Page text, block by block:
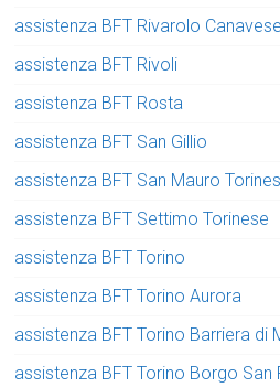
assistenza BFT Rivarolo Canavese
assistenza BFT Rivoli
assistenza BFT Rosta
assistenza BFT San Gillio
assistenza BFT San Mauro
assistenza BFT Settimo Torinese
assistenza BFT Torino
assistenza BFT Torino Aurora
assistenza BFT Torino Barriera di
assistenza BFT Torino Borgo San